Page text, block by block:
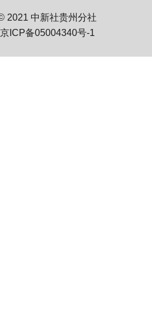
2021 中新社贵州分社
京ICP备05004340号-1